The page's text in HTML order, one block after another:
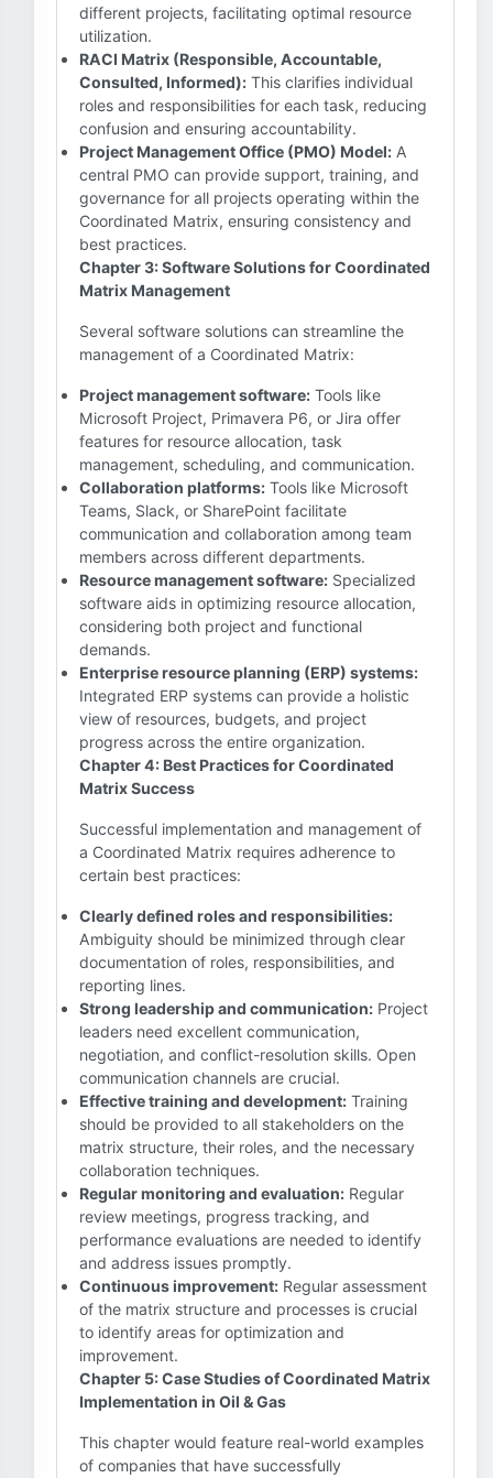
different projects, facilitating optimal resource
utilization.
RACI Matrix (Responsible, Accountable,
Consulted, Informed): This clarifies individual
roles and responsibilities for each task, reducing
confusion and ensuring accountability.
Project Management Office (PMO) Model: A
central PMO can provide support, training, and
governance for all projects operating within the
Coordinated Matrix, ensuring consistency and
best practices.
Chapter 3: Software Solutions for Coordinated
Matrix Management
Several software solutions can streamline the
management of a Coordinated Matrix:
Project management software: Tools like
Microsoft Project, Primavera P6, or Jira offer
features for resource allocation, task
management, scheduling, and communication.
Collaboration platforms: Tools like Microsoft
Teams, Slack, or SharePoint facilitate
communication and collaboration among team
members across different departments.
Resource management software: Specialized
software aids in optimizing resource allocation,
considering both project and functional
demands.
Enterprise resource planning (ERP) systems:
Integrated ERP systems can provide a holistic
view of resources, budgets, and project
progress across the entire organization.
Chapter 4: Best Practices for Coordinated
Matrix Success
Successful implementation and management of
a Coordinated Matrix requires adherence to
certain best practices:
Clearly defined roles and responsibilities:
Ambiguity should be minimized through clear
documentation of roles, responsibilities, and
reporting lines.
Strong leadership and communication: Project
leaders need excellent communication,
negotiation, and conflict-resolution skills. Open
communication channels are crucial.
Effective training and development: Training
should be provided to all stakeholders on the
matrix structure, their roles, and the necessary
collaboration techniques.
Regular monitoring and evaluation: Regular
review meetings, progress tracking, and
performance evaluations are needed to identify
and address issues promptly.
Continuous improvement: Regular assessment
of the matrix structure and processes is crucial
to identify areas for optimization and
improvement.
Chapter 5: Case Studies of Coordinated Matrix
Implementation in Oil & Gas
This chapter would feature real-world examples
of companies that have successfully